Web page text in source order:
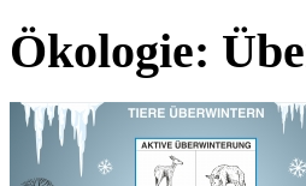
Ökologie: